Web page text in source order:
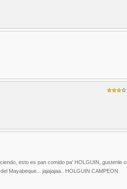
esto es pan comido pa' HOLGUIN, gustenle o
Mayabeque... jajajajaa.. HOLGUIN CAMPEON